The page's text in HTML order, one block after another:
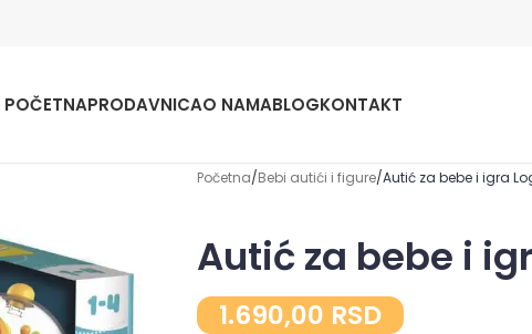
POČETNAPRODAVNICAO NAMABLOGKONTAKT
Početna Bebi autići i figure Autić za bebe i igra
Autić za bebe i
1.690,00 RSD